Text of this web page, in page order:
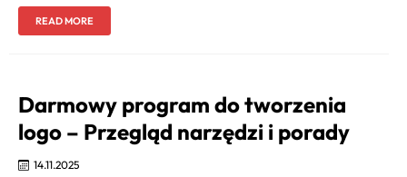
READ MORE
Darmowy program do tworzenia
logo – Przegląd narzędzi i porady
14.11.2025